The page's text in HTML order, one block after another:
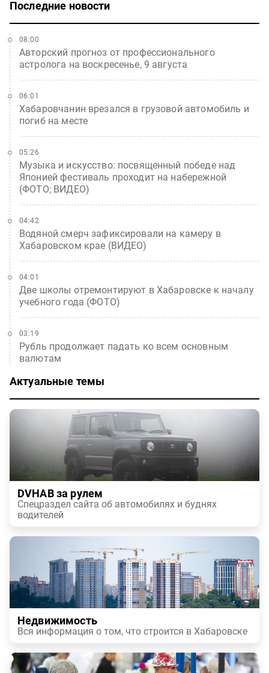
Последние новости
Авторский прогноз от профессионального
астролога на воскресенье, 9 августа
08:00
Хабаровчанин врезался в грузовой автомобиль и
погиб на месте
06:01
Музыка и искусство: посвященный победе над
Японией фестиваль проходит на набережной
(ФОТО; ВИДЕО)
05:26
Водяной смерч зафиксировали на камеру в
Хабаровском крае (ВИДЕО)
04:42
Две школы отремонтируют в Хабаровске к началу
учебного года (ФОТО)
04:01
Рубль продолжает падать ко всем основным
валютам
03:19
Актуальные темы
DVHAB за рулем
Спецраздел сайта об автомобилях и буднях
водителей
Недвижимость
Вся информация о том, что строится в Хабаровске